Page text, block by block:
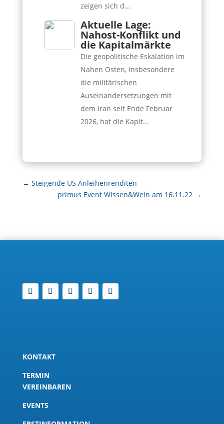
zeigen sich d...
Aktuelle Lage:
Nahost-Konflikt und
die Kapitalmärkte
Die geopolitische Eskalation im
Nahen Osten, insbesondere
die militärischen
Auseinandersetzungen mit
dem Iran seit Ende Februar
2026, hat die Kapit...
← Steigende US Anleihenrenditen
primus Event Wissen&Wein am 16.11.22 →
KONTAKT
TERMIN
VEREINBAREN
EVENTS